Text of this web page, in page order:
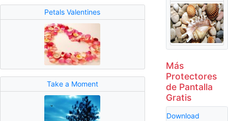
Petals Valentines
Take a Moment
Más
Protectores
de Pantalla
Gratis
Download